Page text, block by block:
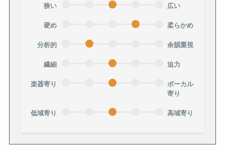
狭い 広い
硬め 柔らかめ
分析的 余韻重視
繊細 迫力
楽器寄り
ボーカル
寄り
低域寄り 高域寄り